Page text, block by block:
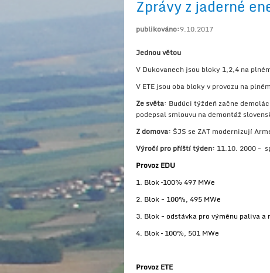
Zprávy z jaderné
publikováno:9.10.2017
Jednou větou
V Dukovanech jsou bloky 1,2,4 na
V ETE jsou oba bloky v provozu na
Ze světa: Budúci týždeň začne
podepsal smlouvu na demontáž
Z domova: ŠJS se ZAT modernizují
Výročí pro příští týden: 11.10. 2000 -
Provoz EDU
1. Blok –100% 497 MWe
2. Blok - 100%, 495 MWe
3. Blok - odstávka pro výměnu paliva
4. Blok – 100%, 501 MWe
Provoz ETE